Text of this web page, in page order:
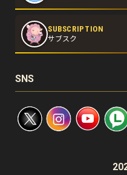
SUBSCRIPTION
サブスク
SNS